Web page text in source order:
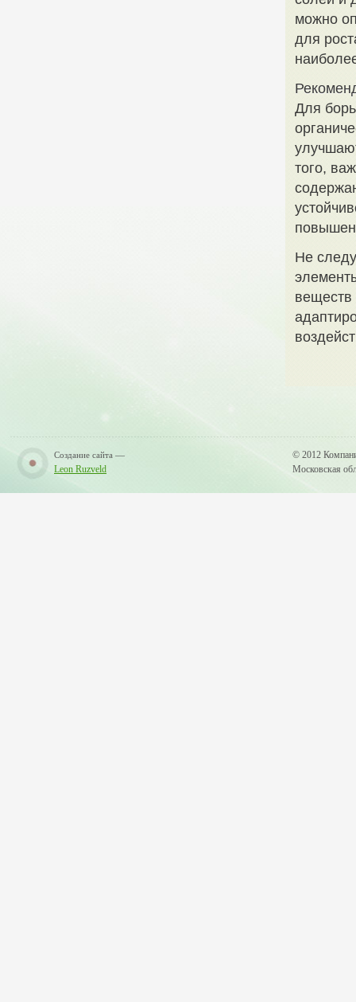
можно
для
Для
того,
Не
веществ
Создание сайта —
Leon Ruzveld
© 2012
Московская